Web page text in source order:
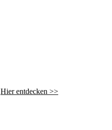
Hier entdecken >>